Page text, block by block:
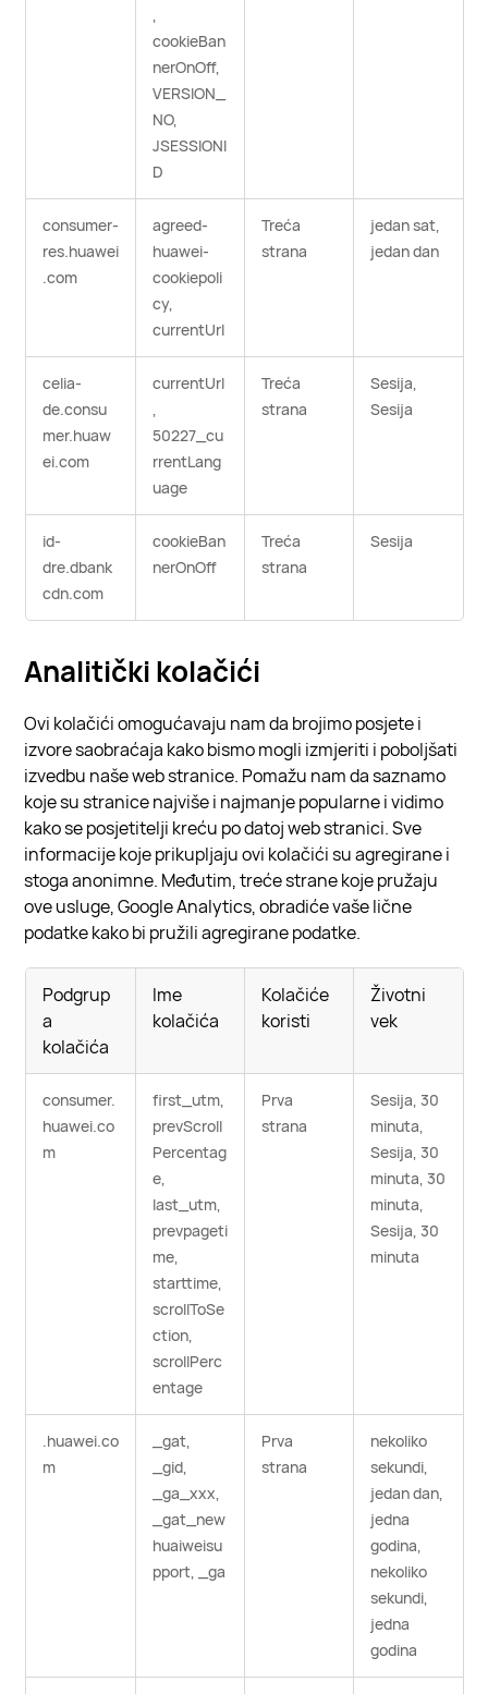
,
cookieBan
nerOnOff,
VERSION_
NO,
JSESSIONI
D
consumer-
res.huawei
.com
agreed-
huawei-
cookiepoli
cy,
currentUrl
Treća
strana
jedan sat,
jedan dan
celia-
de.consu
mer.huaw
ei.com
currentUrl
,
50227_cu
rrentLang
uage
Treća
strana
Sesija,
Sesija
id-
dre.dbank
cdn.com
cookieBan
nerOnOff
Treća
strana
Sesija
Analitički kolačići
Ovi kolačići omogućavaju nam da brojimo posjete i
izvore saobraćaja kako bismo mogli izmjeriti i poboljšati
izvedbu naše web stranice. Pomažu nam da saznamo
koje su stranice najviše i najmanje popularne i vidimo
kako se posjetitelji kreću po datoj web stranici. Sve
informacije koje prikupljaju ovi kolačići su agregirane i
stoga anonimne. Međutim, treće strane koje pružaju
ove usluge, Google Analytics, obradiće vaše lične
podatke kako bi pružili agregirane podatke.
Podgrup
a
kolačića
Ime
kolačića
Kolačiće
koristi
Životni
vek
consumer.
huawei.co
m
first_utm,
prevScroll
Percentag
e,
last_utm,
prevpageti
me,
starttime,
scrollToSe
ction,
scrollPerc
entage
Prva
strana
Sesija, 30
minuta,
Sesija, 30
minuta, 30
minuta,
Sesija, 30
minuta
.huawei.co
m
_gat,
_gid,
_ga_xxx,
_gat_new
huaiweisu
pport, _ga
Prva
strana
nekoliko
sekundi,
jedan dan,
jedna
godina,
nekoliko
sekundi,
jedna
godina